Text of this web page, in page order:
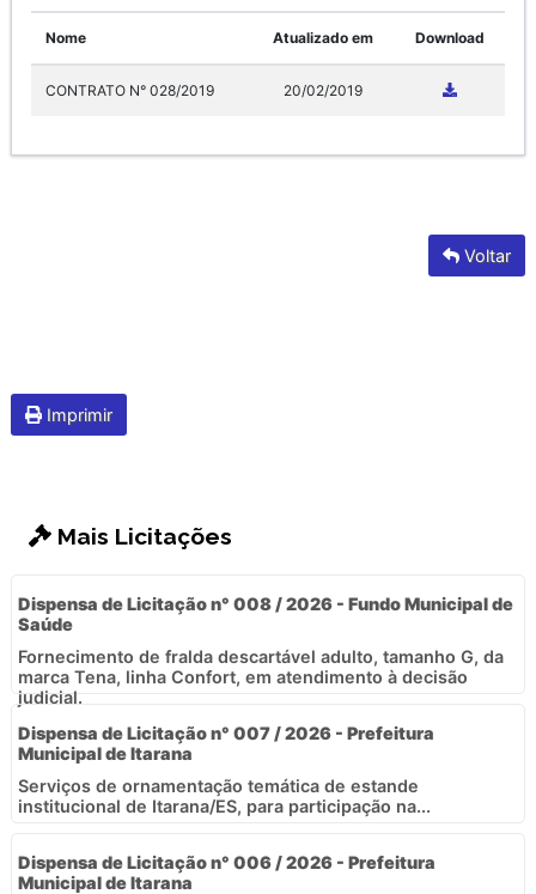
Nome Atualizado em Download
CONTRATO N° 028/2019 20/02/2019
Voltar
Imprimir
Mais Licitações
Dispensa de Licitação n° 008 / 2026 - Fundo Municipal de
Saúde
Fornecimento de fralda descartável adulto, tamanho G, da
marca Tena, linha Confort, em atendimento à decisão
judicial.
Dispensa de Licitação n° 007 / 2026 - Prefeitura
Municipal de Itarana
Serviços de ornamentação temática de estande
institucional de Itarana/ES, para participação na...
Dispensa de Licitação n° 006 / 2026 - Prefeitura
Municipal de Itarana